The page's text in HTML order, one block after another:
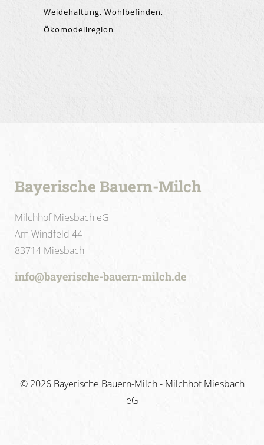
Weidehaltung Wohlbefinden
Ökomodellregion
Bayerische Bauern-Milch
Milchhof Miesbach eG
Am Windfeld 44
83714 Miesbach
info@bayerische-bauern-milch.de
© 2026 Bayerische Bauern-Milch - Milchhof Miesbach
eG